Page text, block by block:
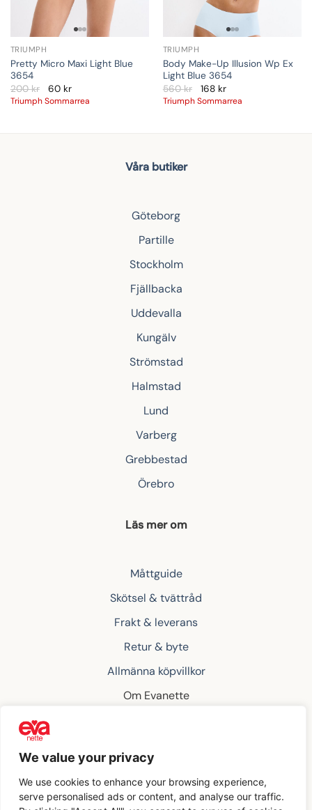
We value your privacy
We use cookies to enhance your browsing experience,
serve personalised ads or content, and analyse our traffic.
TRIUMPH
Pretty Micro Maxi Light Blue
3654
200kr 60 kr
Triumph Sommarrea
TRIUMPH
Body Make-Up Illusion Wp Ex
Light Blue 3654
560kr 168 kr
Triumph Sommarrea
Våra butiker
Göteborg
Partille
Stockholm
Fjällbacka
Uddevalla
Kungälv
Strömstad
Halmstad
Lund
Varberg
Grebbestad
Örebro
Läs mer om
Måttguide
Skötsel & tvättråd
Frakt & leverans
Retur & byte
Allmänna köpvillkor
Om Evanette
Copyright 2026 © Evanette